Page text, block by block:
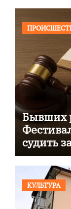
Бывших
судить
КУЛЬТУРА